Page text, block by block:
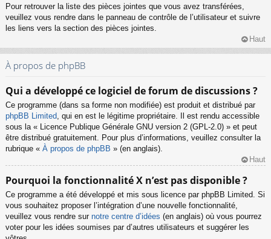
Pour retrouver la liste des pièces jointes que vous avez transférées,
veuillez vous rendre dans le panneau de contrôle de l’utilisateur et suivre
les liens vers la section des pièces jointes.
Haut
À propos de phpBB
Qui a développé ce logiciel de forum de discussions ?
Ce programme (dans sa forme non modifiée) est produit et distribué par
phpBB Limited, qui en est le légitime propriétaire. Il est rendu accessible
sous la « Licence Publique Générale GNU version 2 (GPL-2.0) » et peut
être distribué gratuitement. Pour plus d’informations, veuillez consulter la
rubrique « À propos de phpBB » (en anglais).
Haut
Pourquoi la fonctionnalité X n’est pas disponible ?
Ce programme a été développé et mis sous licence par phpBB Limited. Si
vous souhaitez proposer l’intégration d’une nouvelle fonctionnalité,
veuillez vous rendre sur notre centre d’idées (en anglais) où vous pourrez
voter pour les idées soumises par d’autres utilisateurs et suggérer les